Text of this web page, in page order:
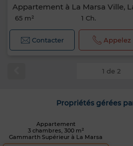
Appartement à La Marsa Ville,
65 m² 1 Ch.
Contacter Appelez
1 de 2
Propriétés gérées
Appartement
3 chambres, 300 m²
Gammarth Supérieur à La Marsa